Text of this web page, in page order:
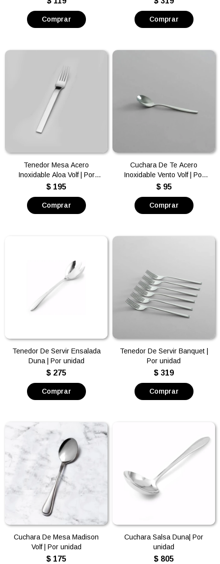
Tenedor Mesa Acero
Inoxidable Aloa Volf | Por
unidad
$ 195
Cuchara De Te Acero
Inoxidable Vento Volf | Por
unidad
$ 95
Tenedor De Servir Ensalada
Duna | Por unidad
$ 275
Tenedor De Servir Banquet |
Por unidad
$ 319
Cuchara De Mesa Madison
Volf | Por unidad
$ 175
Cuchara Salsa Duna| Por
unidad
$ 805